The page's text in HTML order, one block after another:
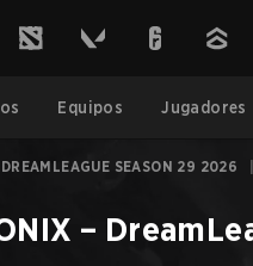
Equipos Jugadores
DREAMLEAGUE SEASON 29 2026
–